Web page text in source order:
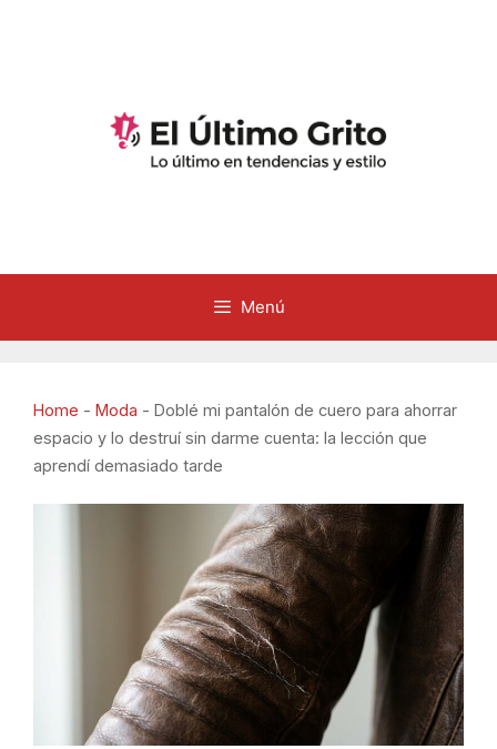
Menú
Home - Moda - Doblé mi pantalón de cuero para ahorrar
espacio y lo destruí sin darme cuenta: la lección que
aprendí demasiado tarde